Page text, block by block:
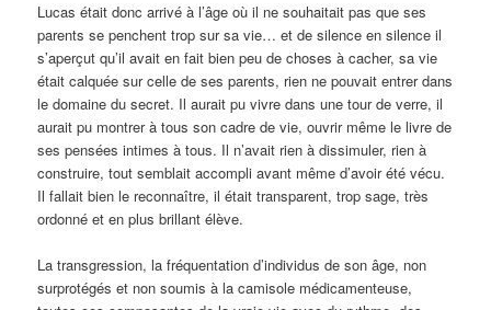
Lucas était donc arrivé à l’âge où il ne souhaitait pas que ses
parents se penchent trop sur sa vie… et de silence en silence il
s’aperçut qu’il avait en fait bien peu de choses à cacher, sa vie
était calquée sur celle de ses parents, rien ne pouvait entrer dans
le domaine du secret. Il aurait pu vivre dans une tour de verre, il
aurait pu montrer à tous son cadre de vie, ouvrir même le livre de
ses pensées intimes à tous. Il n’avait rien à dissimuler, rien à
construire, tout semblait accompli avant même d’avoir été vécu.
Il fallait bien le reconnaître, il était transparent, trop sage, très
ordonné et en plus brillant élève.
La transgression, la fréquentation d’individus de son âge, non
surprotégés et non soumis à la camisole médicamenteuse,